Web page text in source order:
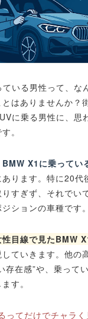
ている男性って、な
はありませんか？
に乗る男性に、思
。
BMW X1に乗ってい
あります。特に20代
すぎず、それでい
ションの車種です。
性目線で見たBMW
ていきます。他の
存在感”や、乗って
す。
ってだけでチャラ